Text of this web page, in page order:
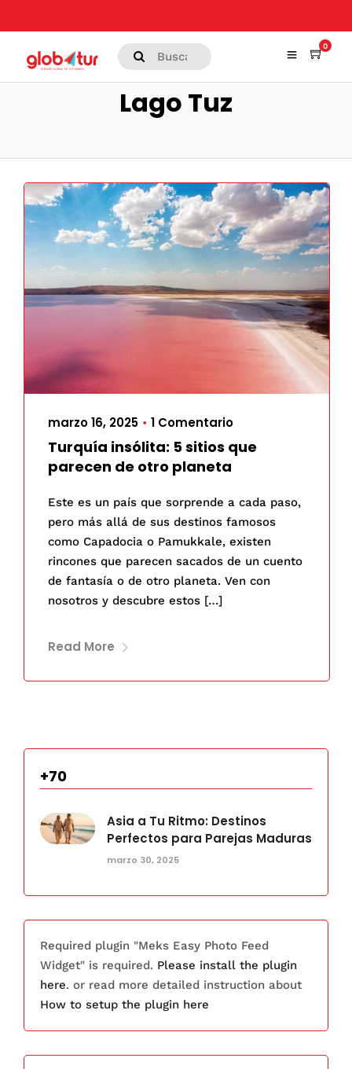
0
Lago Tuz
marzo 16, 2025 • 1 Comentario
Turquía insólita: 5 sitios que
parecen de otro planeta
Este es un país que sorprende a cada paso,
pero más allá de sus destinos famosos
como Capadocia o Pamukkale, existen
rincones que parecen sacados de un cuento
de fantasía o de otro planeta. Ven con
nosotros y descubre estos […]
Read More
+70
Asia a Tu Ritmo: Destinos
Perfectos para Parejas Maduras
marzo 30, 2025
Required plugin "Meks Easy Photo Feed
Widget" is required. Please install the plugin
here. or read more detailed instruction about
How to setup the plugin here